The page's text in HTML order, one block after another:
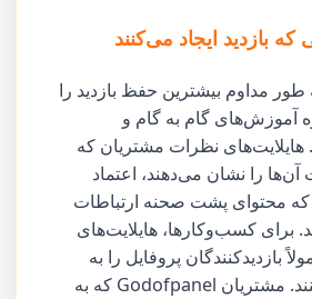
بازدید ایجاد می‌کنند
مداوم بیشترین حفظ بازدید را
آموزش‌های گام به گام و
هایلایت‌های نظرات مشتریان که
را نشان می‌دهند، اعتماد
محتوای پشت صحنه ارتباطات
برای کسب‌وکارها، هایلایت‌های
بازدیدکنندگان پروفایل را به
مشتری تبدیل می‌کنند. مشتریان Godofpanel که به